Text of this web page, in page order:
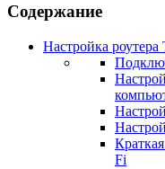
Содержание
Настройка
Fi